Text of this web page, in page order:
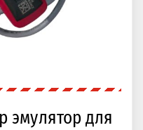
эмулятор для